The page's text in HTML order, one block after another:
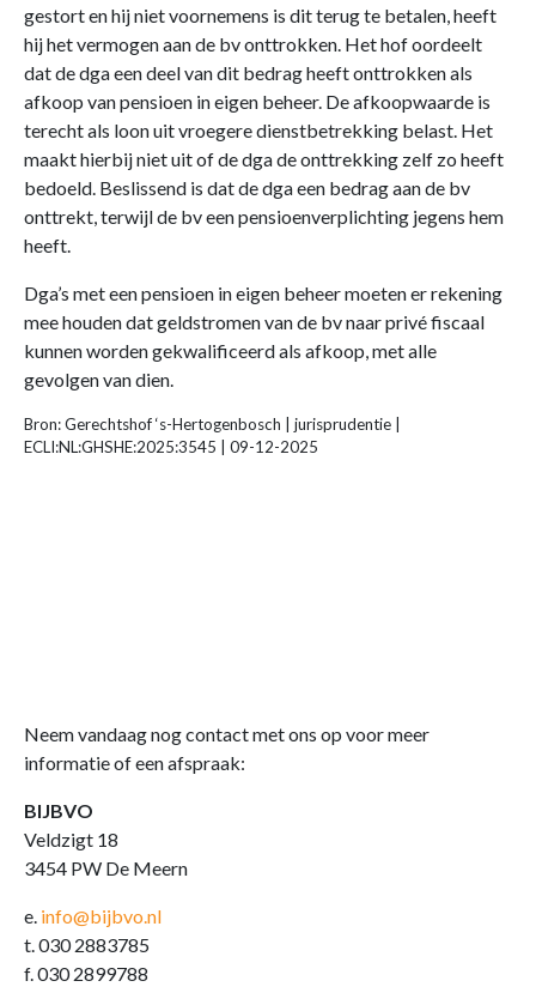
gestort en hij niet voornemens is dit terug te betalen, heeft
hij het vermogen aan de bv onttrokken. Het hof oordeelt
dat de dga een deel van dit bedrag heeft onttrokken als
afkoop van pensioen in eigen beheer. De afkoopwaarde is
terecht als loon uit vroegere dienstbetrekking belast. Het
maakt hierbij niet uit of de dga de onttrekking zelf zo heeft
bedoeld. Beslissend is dat de dga een bedrag aan de bv
onttrekt, terwijl de bv een pensioenverplichting jegens hem
heeft.
Dga’s met een pensioen in eigen beheer moeten er rekening
mee houden dat geldstromen van de bv naar privé fiscaal
kunnen worden gekwalificeerd als afkoop, met alle
gevolgen van dien.
Bron: Gerechtshof ‘s-Hertogenbosch | jurisprudentie |
ECLI:NL:GHSHE:2025:3545 | 09-12-2025
Neem vandaag nog contact met ons op voor meer
informatie of een afspraak:
BIJBVO
Veldzigt 18
3454 PW De Meern
e. info@bijbvo.nl
t. 030 2883785
f. 030 2899788